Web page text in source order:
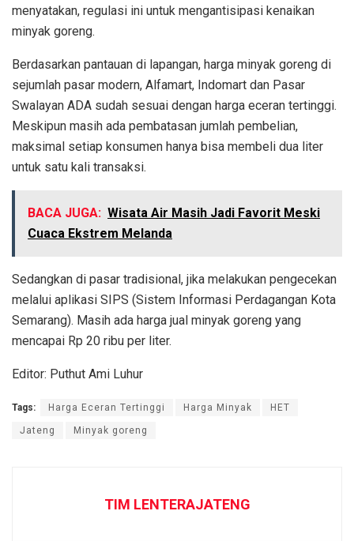
menyatakan, regulasi ini untuk mengantisipasi kenaikan
minyak goreng.
Berdasarkan pantauan di lapangan, harga minyak goreng di
sejumlah pasar modern, Alfamart, Indomart dan Pasar
Swalayan ADA sudah sesuai dengan harga eceran tertinggi.
Meskipun masih ada pembatasan jumlah pembelian,
maksimal setiap konsumen hanya bisa membeli dua liter
untuk satu kali transaksi.
BACA JUGA: Wisata Air Masih Jadi Favorit Meski
Cuaca Ekstrem Melanda
Sedangkan di pasar tradisional, jika melakukan pengecekan
melalui aplikasi SIPS (Sistem Informasi Perdagangan Kota
Semarang). Masih ada harga jual minyak goreng yang
mencapai Rp 20 ribu per liter.
Editor: Puthut Ami Luhur
Tags: Harga Eceran Tertinggi Harga Minyak HET
Jateng Minyak goreng
TIM LENTERAJATENG